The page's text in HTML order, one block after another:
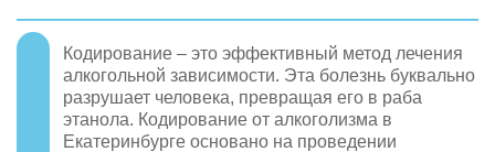
Кодирование – это эффективный метод лечения
алкогольной зависимости. Эта болезнь буквально
разрушает человека, превращая его в раба
этанола. Кодирование от алкоголизма в
Екатеринбурге основано на проведении